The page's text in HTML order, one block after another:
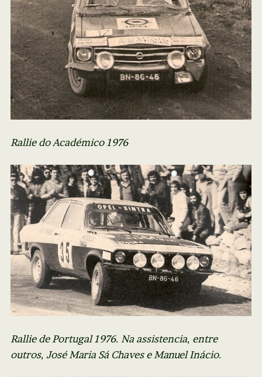
Rallie do Académico 1976
Rallie de Portugal 1976. Na assistencia, entre
outros, José Maria Sá Chaves e Manuel Inácio.